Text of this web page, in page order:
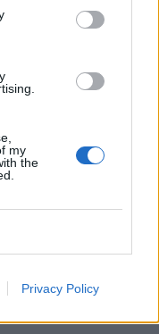
my
the
Privacy Policy